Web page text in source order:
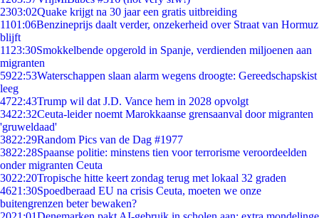
2303:02Quake krijgt na 30 jaar een gratis uitbreiding
1101:06Benzineprijs daalt verder, onzekerheid over Straat van Hormuz
blijft
11 23:30Smokkelbende opgerold in Spanje, verdienden miljoenen aan
migranten
5922:53Waterschappen slaan alarm wegens droogte: Gereedschapskist
leeg
4722:43Trump wil dat J.D. Vance hem in 2028 opvolgt
3422:32Ceuta-leider noemt Marokkaanse grensaanval door migranten
'gruweldaad'
3822:29Random Pics van de Dag #1977
3822:28Spaanse politie: minstens tien voor terrorisme veroordeelden
onder migranten Ceuta
3022:20Tropische hitte keert zondag terug met lokaal 32 graden
4621:30Spoedberaad EU na crisis Ceuta, moeten we onze
buitengrenzen beter bewaken?